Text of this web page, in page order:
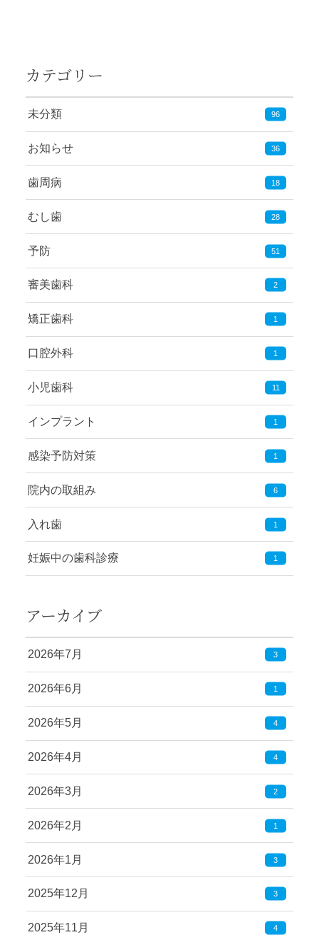
カテゴリー
未分類 96
お知らせ 36
歯周病 18
むし歯 28
予防 51
審美歯科 2
矯正歯科 1
口腔外科 1
小児歯科 11
インプラント 1
感染予防対策 1
院内の取組み 6
入れ歯 1
妊娠中の歯科診療 1
アーカイブ
2026年7月 3
2026年6月 1
2026年5月 4
2026年4月 4
2026年3月 2
2026年2月 1
2026年1月 3
2025年12月 3
2025年11月 4